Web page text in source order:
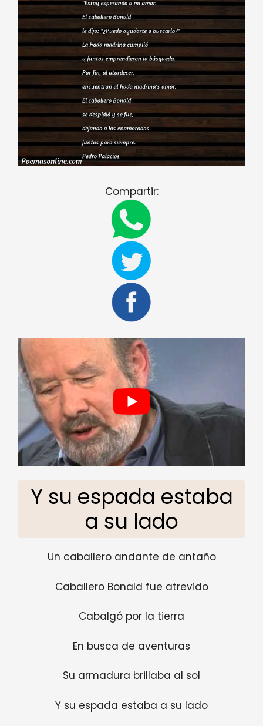
Compartir:
Y su espada estaba
a su lado
Un caballero andante de antaño
Caballero Bonald fue atrevido
Cabalgó por la tierra
En busca de aventuras
Su armadura brillaba al sol
Y su espada estaba a su lado